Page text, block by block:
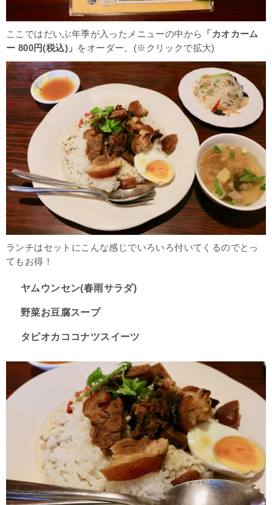
ここではだいぶ年季が入ったメニューの中から
「カオカーム
ー 800円(税込)」 をオーダー。(※クリックで拡大)
ランチはセットにこんな感じでいろいろ付いてくるのでとっ
てもお得！
ヤムウンセン(春雨サラダ)
野菜お豆腐スープ
タピオカココナツスイーツ